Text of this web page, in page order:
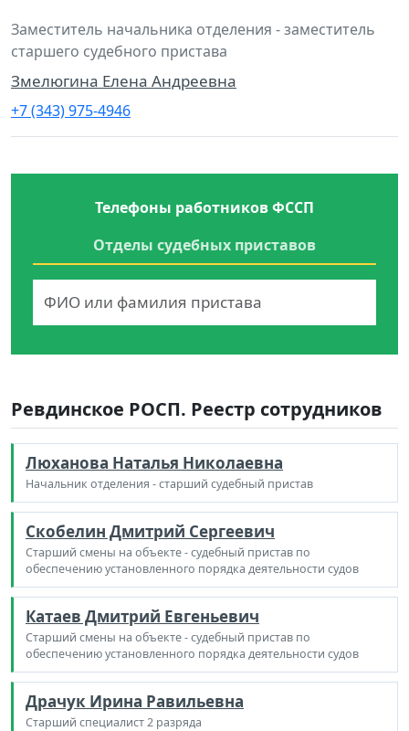
Заместитель начальника отделения - заместитель
старшего судебного пристава
Змелюгина Елена Андреевна
+7 (343) 975-4946
Телефоны работников ФССП
Отделы судебных приставов
Ревдинское РОСП. Реестр сотрудников
Люханова Наталья Николаевна
Начальник отделения - старший судебный пристав
Скобелин Дмитрий Сергеевич
Старший смены на объекте - судебный пристав по
обеспечению установленного порядка деятельности судов
Катаев Дмитрий Евгеньевич
Старший смены на объекте - судебный пристав по
обеспечению установленного порядка деятельности судов
Драчук Ирина Равильевна
Старший специалист 2 разряда